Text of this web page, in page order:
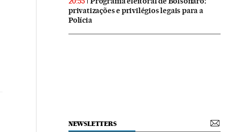
privatizações e privilégios legais para a
Polícia
NEWSLETTERS